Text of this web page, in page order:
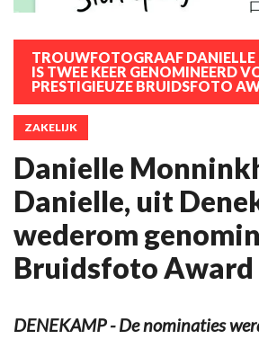
TROUWFOTOGRAAF
IS TWEE KEER GENOMINEERD
PRESTIGIEUZE BRUIDSFOTO
ZAKELIJK
Danielle
Danielle, uit
wederom
Bruidsfoto Award
DENEKAMP - De nominaties